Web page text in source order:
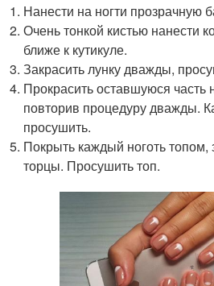
Нанести на ногти прозрачную
Очень тонкой кистью нанести
ближе к кутикуле.
Закрасить лунку дважды,
Прокрасить оставшуюся часть
повторив процедуру дважды.
просушить.
Покрыть каждый ноготь топом,
торцы. Просушить топ.